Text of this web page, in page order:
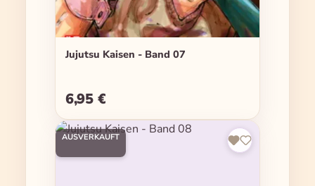
Jujutsu Kaisen - Band 07
Regulärer Preis:
6,95 €
AUSVERKAUFT